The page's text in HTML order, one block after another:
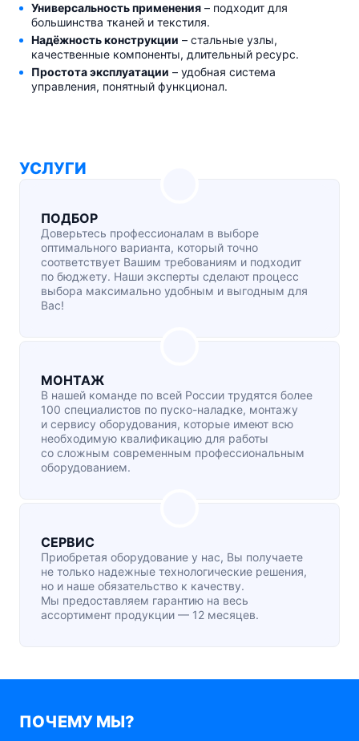
Универсальность применения – подходит для
большинства тканей и текстиля.
Надёжность конструкции – стальные узлы,
качественные компоненты, длительный ресурс.
Простота эксплуатации – удобная система
управления, понятный функционал.
УСЛУГИ
ПОДБОР
Доверьтесь профессионалам в выборе
оптимального варианта, который точно
соответствует Вашим требованиям и подходит
по бюджету. Наши эксперты сделают процесс
выбора максимально удобным и выгодным для
Вас!
МОНТАЖ
В нашей команде по всей России трудятся более
100 специалистов по пуско-наладке, монтажу
и сервису оборудования, которые имеют всю
необходимую квалификацию для работы
со сложным современным профессиональным
оборудованием.
СЕРВИС
Приобретая оборудование у нас, Вы получаете
не только надежные технологические решения,
но и наше обязательство к качеству.
Мы предоставляем гарантию на весь
ассортимент продукции — 12 месяцев.
ПОЧЕМУ МЫ?